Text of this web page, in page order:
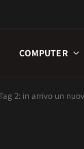
COMPUTER
2: in arrivo un